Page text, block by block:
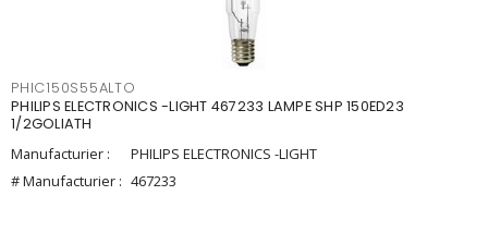
PHIC150S55ALTO
PHILIPS ELECTRONICS -LIGHT 467233 LAMPE SHP 150ED23
1/2GOLIATH
Manufacturier :
PHILIPS ELECTRONICS -LIGHT
# Manufacturier : 467233